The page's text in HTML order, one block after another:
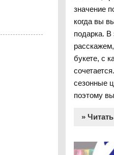
значение
когда вы
подарка. В
букете, с
сезонные
поэтому
»